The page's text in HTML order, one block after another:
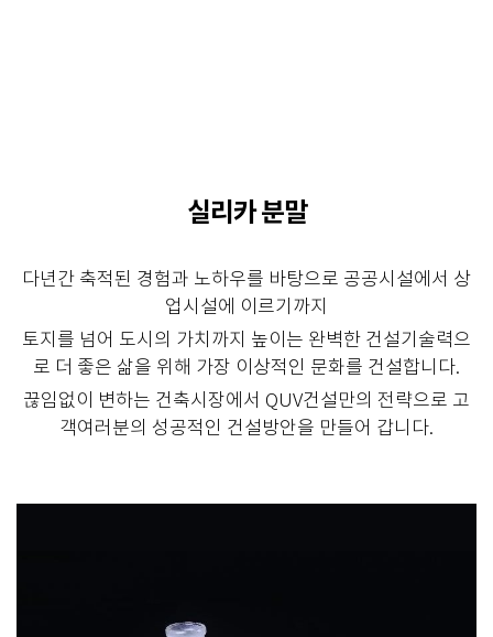
실리카 분말
다년간 축적된 경험과 노하우를 바탕으로 공공시설에서 상
업시설에 이르기까지
토지를 넘어 도시의 가치까지 높이는 완벽한 건설기술력으
로 더 좋은 삶을 위해 가장 이상적인 문화를 건설합니다.
끊임없이 변하는 건축시장에서 QUV건설만의 전략으로 고
객여러분의 성공적인 건설방안을 만들어 갑니다.